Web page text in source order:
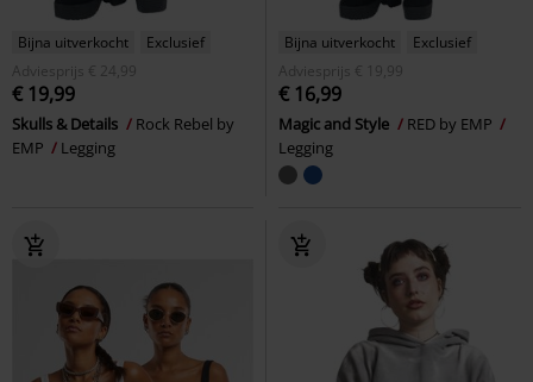
Bijna uitverkocht
Exclusief
Adviesprijs
€ 24,99
€ 19,99
Skulls & Details
Rock Rebel by
EMP
Legging
Bijna uitverkocht
Exclusief
Adviesprijs
€ 19,99
€ 16,99
Magic and Style
RED by EMP
Legging